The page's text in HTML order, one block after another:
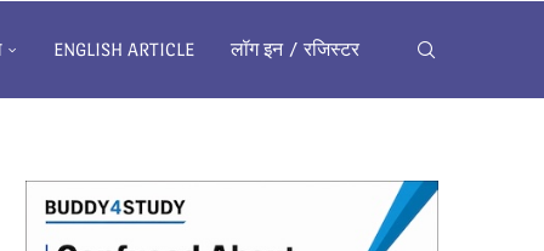
ENGLISH ARTICLE लॉग इन / रजिस्टर